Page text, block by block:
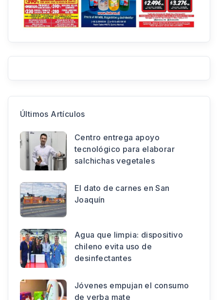
Últimos Artículos
Centro entrega apoyo
tecnológico para elaborar
salchichas vegetales
El dato de carnes en San
Joaquín
Agua que limpia: dispositivo
chileno evita uso de
desinfectantes
Jóvenes empujan el consumo
de yerba mate